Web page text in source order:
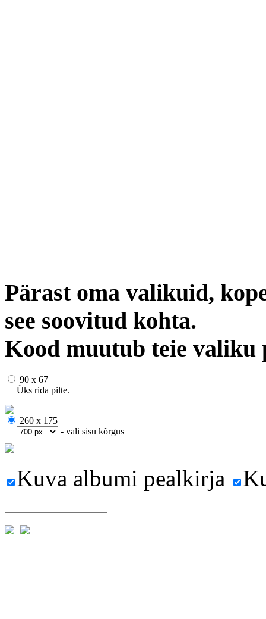
Pärast oma valikuid,
see soovitud kohta.
Kood muutub teie valiku
90 x 67
Üks rida pilte.
260 x 175
- vali sisu kõrgus
Kuva albumi pealkirja